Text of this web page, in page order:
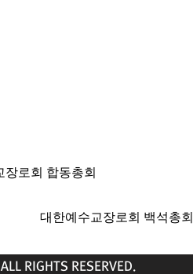
장로회 합동총회
대한예수교장로회 백석총회
RIGHTS RESERVED.